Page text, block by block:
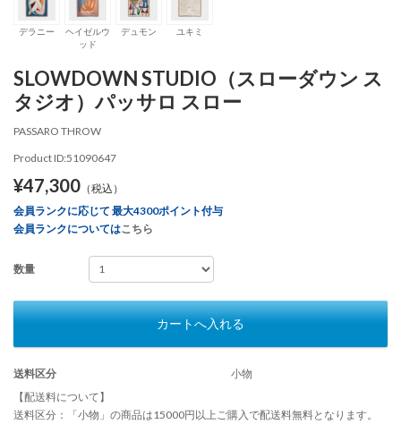
デラニー
ヘイゼルウ
ッド
デュモン ユキミ
SLOWDOWN STUDIO（スローダウン ス
タジオ）パッサロ スロー
PASSARO THROW
Product ID:51090647
¥47,300 （税込）
会員ランクに応じて 最大4300ポイント付与
会員ランクについてはこちら
数量
カートへ入れる
送料区分
小物
【配送料について】
送料区分：「小物」の商品は15000円以上ご購入で配送料無料となります。